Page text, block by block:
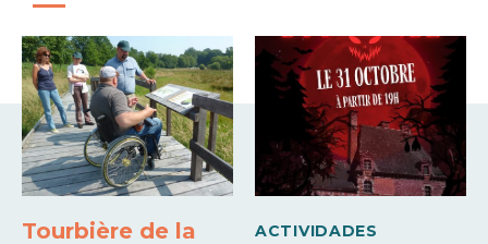
235€ 351€
Medios de pago
Tarjeta bancaria Cheques de vacaciones
Tourbière de la
ACTIVIDADES